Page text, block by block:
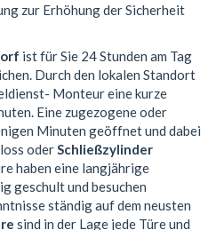
zur Erhöhung der Sicherheit
ist für Sie 24 Stunden am Tag
Durch den lokalen Standort
Monteur eine kurze
Eine zugezogene oder
Minuten geöffnet und dabei
oderSchließzylinder
haben eine langjährige
geschult und besuchen
ständig auf dem neusten
sind in der Lage jede Türe und